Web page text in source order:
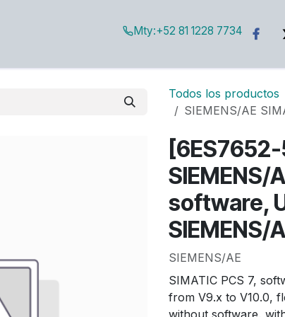
Mty:+52 81 1228 7734
Todos los productos
SIEMENS/AE
SIEMENS/
software,
SIEMENS/
SIEMENS/AE
SIMATIC PCS 7,
from V9.x to V10.0,
without software,